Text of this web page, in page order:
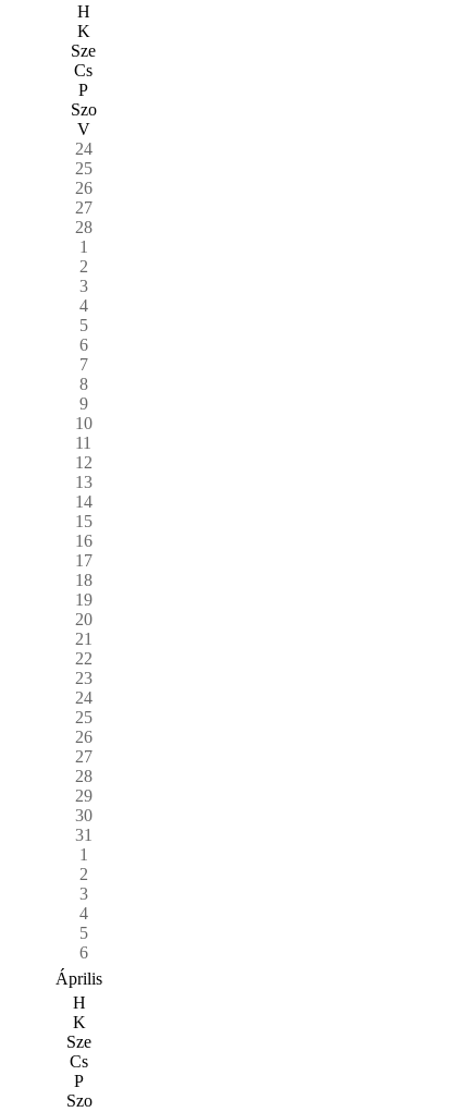
H
K
Sze
Cs
P
Szo
V
24
25
26
27
28
1
2
3
4
5
6
7
8
9
10
11
12
13
14
15
16
17
18
19
20
21
22
23
24
25
26
27
28
29
30
31
1
2
3
4
5
6
Április
H
K
Sze
Cs
P
Szo